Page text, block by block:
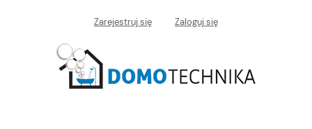
Zarejestruj się Zaloguj się